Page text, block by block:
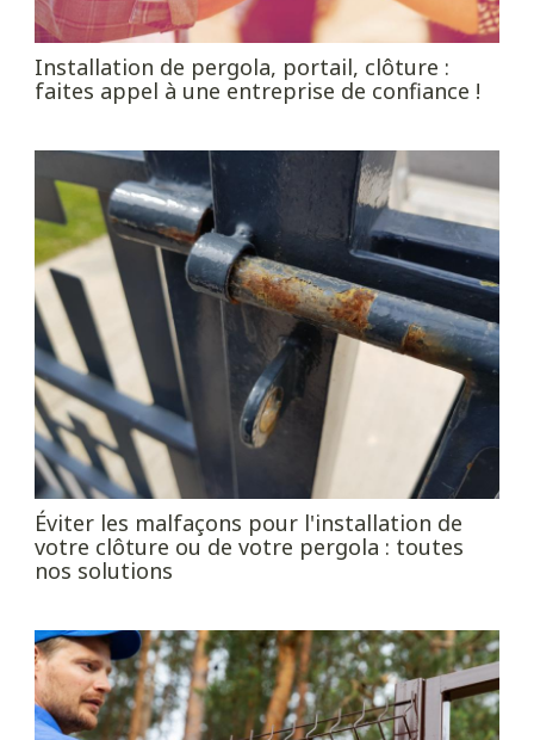
Installation de pergola, portail, clôture :
faites appel à une entreprise de confiance !
Éviter les malfaçons pour l'installation de
votre clôture ou de votre pergola : toutes
nos solutions